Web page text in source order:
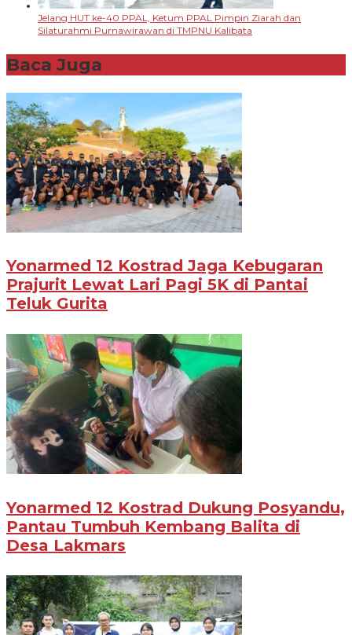
Jelang HUT ke-40 PPAL, Ketum PPAL Pimpin Ziarah dan
Silaturahmi Purnawirawan di TMPNU Kalibata
Baca Juga
Yonarmed 12 Kostrad Jaga Kebugaran
Prajurit Lewat Lari Pagi 5K di Pantai
Teluk Gurita
Yonarmed 12 Kostrad Dukung Posyandu,
Pantau Tumbuh Kembang Balita di
Desa Lakmars